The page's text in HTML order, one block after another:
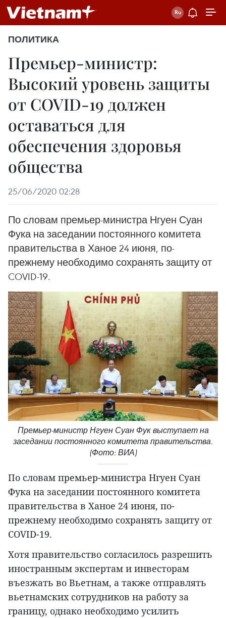
ПОЛИТИКА
Премьер-министр:
Высокий уровень защиты
от COVID-19 должен
оставаться для
обеспечения здоровья
общества
25/06/2020 02:28
По словам премьер-министра Нгуен Суан
Фука на заседании постоянного комитета
правительства в Ханое 24 июня, по-
прежнему необходимо сохранять защиту от
COVID-19.
Премьер-министр Нгуен Суан Фук выступает на
заседании постоянного комитета правительства.
(Фото: ВИА)
По словам премьер-министра Нгуен Суан
Фука на заседании постоянного комитета
правительства в Ханое 24 июня, по-
прежнему необходимо сохранять защиту от
COVID-19.
Хотя правительство согласилось разрешить
иностранным экспертам и инвесторам
въезжать во Вьетнам, а также отправлять
вьетнамских сотрудников на работу за
границу, однако необходимо усилить